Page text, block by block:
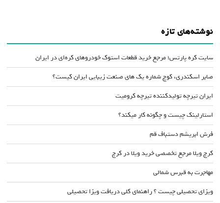
نوشته‌های تازه
سایت کره پارتس؛ مرجع خرید قطعات استوک خودروهای کره‌ای در ایران
صابر اسکندری، کوچ شماره یک های صنعت زیبایی ایران کیست؟
ایران تیرچه تولیدکننده تیرچه کرومیت
استارلینک چیست و چگونه کار میکند؟
فرش ابریشم دستباف قم
کرج ویلا مرجع تخصصی خرید ویلا در کرج
مهاجرت به قبرس شمالی
ویزای تحصیلی چیست ؟ راهنمای کلی دریافت ویزا تحصیلی